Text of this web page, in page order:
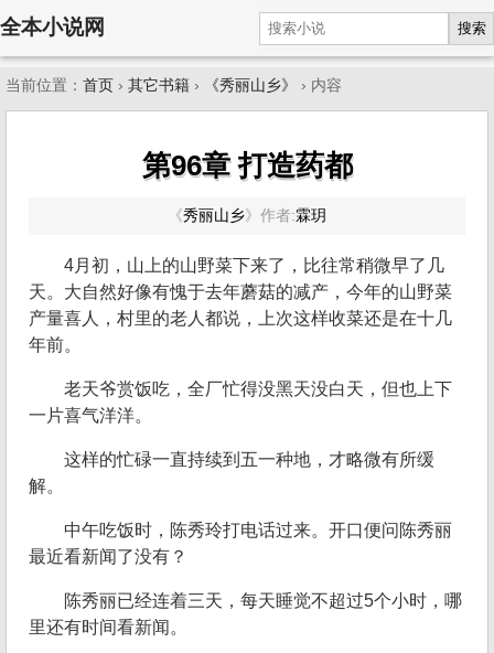
全本小说网 搜索
当前位置： 首页 › 其它书籍 › 《秀丽山乡》 › 内容
第96章 打造药都
《秀丽山乡》 作者:霖玥
4月初，山上的山野菜下来了，比往常稍微早了几
天。大自然好像有愧于去年蘑菇的减产，今年的山野菜
产量喜人，村里的老人都说，上次这样收菜还是在十几
年前。
老天爷赏饭吃，全厂忙得没黑天没白天，但也上下
一片喜气洋洋。
这样的忙碌一直持续到五一种地，才略微有所缓
解。
中午吃饭时，陈秀玲打电话过来。开口便问陈秀丽
最近看新闻了没有？
陈秀丽已经连着三天，每天睡觉不超过5个小时，哪
里还有时间看新闻。